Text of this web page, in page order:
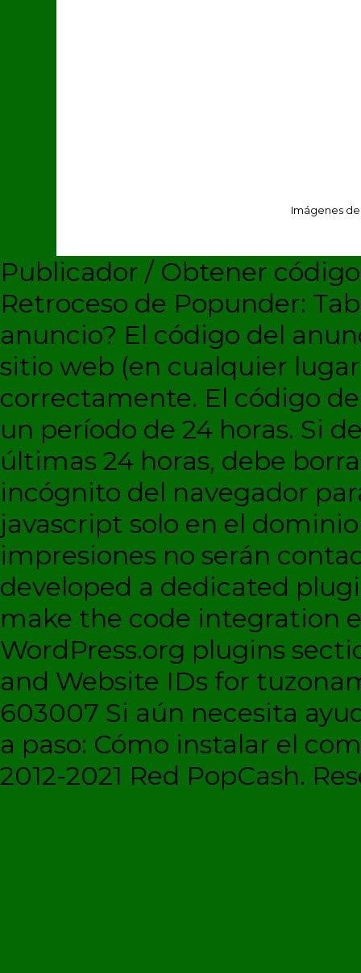
Imágenes
Publicador / Obtener
Retroceso de Popunder:
anuncio? El código del
sitio web (en cualquier
correctamente. El código
un período de 24 horas. Si
últimas 24 horas, debe
incógnito del navegador
javascript solo en el
impresiones no serán
developed a dedicated
make the code integration
WordPress.org plugins
and Website IDs for
603007 Si aún necesita
a paso: Cómo instalar el
2012-2021 Red PopCash.